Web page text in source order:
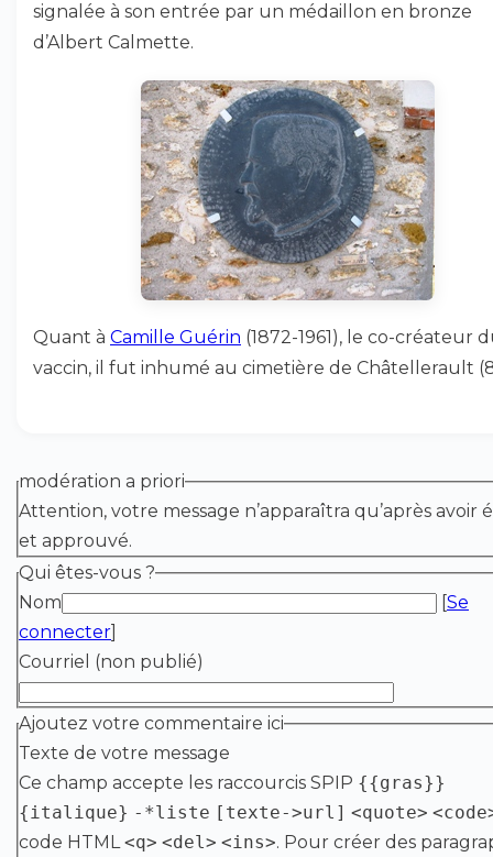
signalée à son entrée par un médaillon en bronze
d’Albert Calmette.
Quant à Camille Guérin (1872-1961), le co-créateur
vaccin, il fut inhumé au cimetière de Châtellerault
modération a priori
Attention, votre message n’apparaîtra qu’après avoir
et approuvé.
Qui êtes-vous ?
Nom
[Se
connecter]
Courriel (non publié)
Ajoutez votre commentaire ici
Texte de votre message
Ce champ accepte les raccourcis SPIP {{gras}}
{italique} -*liste [texte->url] <quote>
code HTML<q> <del> <ins>. Pour créer des